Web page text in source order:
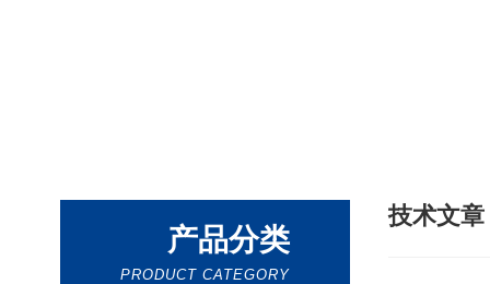
产品分类
PRODUCT CATEGORY
技术文章